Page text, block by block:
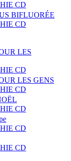
CD
BIFLUORÉE
CD
LES
CD
LES GENS
CD
CD
CD
CD